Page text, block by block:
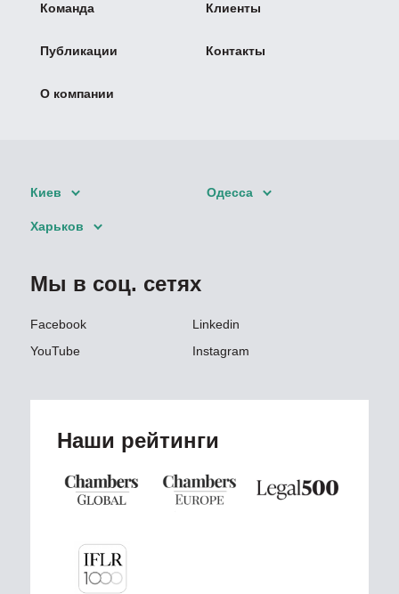
Команда Клиенты
Публикации Контакты
О компании
Киев Одесса
Харьков
Мы в соц. сетях
Facebook
Linkedin
YouTube
Instagram
Наши рейтинги